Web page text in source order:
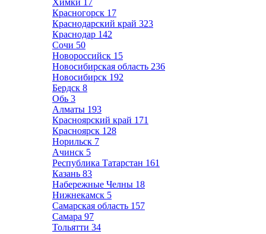
Химки 17
Красногорск 17
Краснодарский край 323
Краснодар 142
Сочи 50
Новороссийск 15
Новосибирская область 236
Новосибирск 192
Бердск 8
Обь 3
Алматы 193
Красноярский край 171
Красноярск 128
Норильск 7
Ачинск 5
Республика Татарстан 161
Казань 83
Набережные Челны 18
Нижнекамск 5
Самарская область 157
Самара 97
Тольятти 34